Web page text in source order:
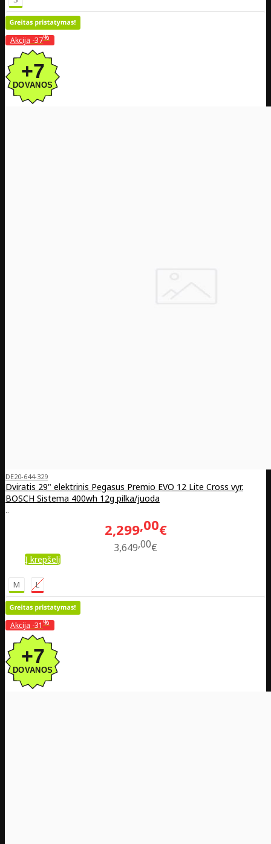
Akcija -37%
DE20-644-329
Dviratis 29" elektrinis Pegasus Premio EVO 12 Lite Cross vyr.
BOSCH Sistema 400wh 12g pilka/juoda
..
2,299 00€
3,649 00€
Į krepšelį
M L
Akcija -31%